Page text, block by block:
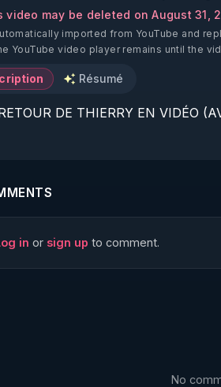
video may be deleted on August 31,
imported from YouTube and
YouTube video player remains until the
Résumé
DE THIERRY EN VIDÉO
RÉGÉNÈRE
ymag
in or sign up to comment.
No